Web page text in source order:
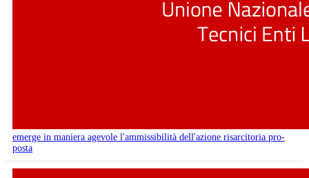
emerge in maniera agevole l'ammissibilità dell'azione risarcitoria pro-
posta